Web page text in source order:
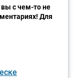
вы с чем-то не
Для